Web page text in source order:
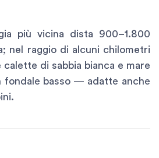
più vicina dista 900–1.800
nel raggio di alcuni chilometri
calette di sabbia bianca e mare
fondale basso — adatte anche